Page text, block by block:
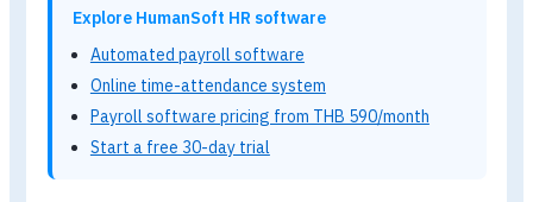
ปัญหาโลกแตกของ HR และหัวหน้างานที่มีพนักงานทำงานเป็นกะ
Shift Work) คงหนีไม่พ้นเรื่อง"การจัดการตารางเวลาทำงา
ยิ่งในองค์กรที่มีการสลับกะบ่อย พนักงานขอย้ายกะกะทันหัน หรือมี
การทำโอที (OT) ต่อเนื่อง สิ่งที่ตามมาคือความสับสนของข้อมูล พ
เวลาปิดรอบเงินเดือน ข้อมูลในตารางไม่ตรงกับความเป็นจริง ต้อง